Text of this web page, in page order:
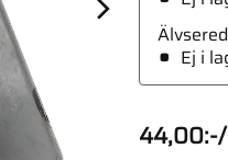
44,00:-/
Ej i